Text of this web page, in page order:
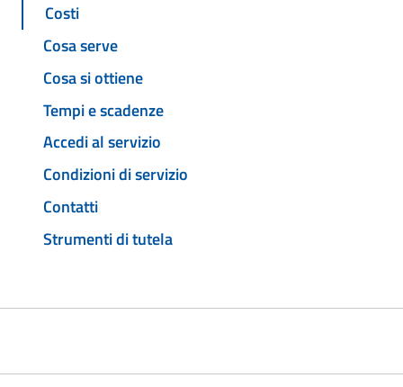
Costi
Cosa serve
Cosa si ottiene
Tempi e scadenze
Accedi al servizio
Condizioni di servizio
Contatti
Strumenti di tutela